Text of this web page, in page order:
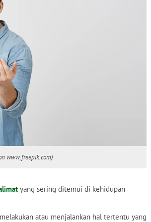
www.freepik.com)
yang sering ditemui di kehidupan
atau menjalankan hal tertentu yang